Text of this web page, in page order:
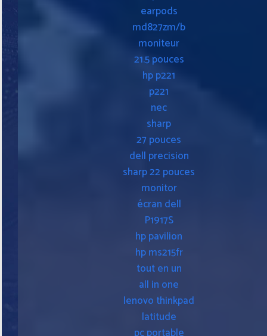
earpods
md827zm/b
moniteur
21.5 pouces
hp p221
p221
nec
sharp
27 pouces
dell precision
sharp 22 pouces
monitor
écran dell
P1917S
hp pavilion
hp ms215fr
tout en un
all in one
lenovo thinkpad
latitude